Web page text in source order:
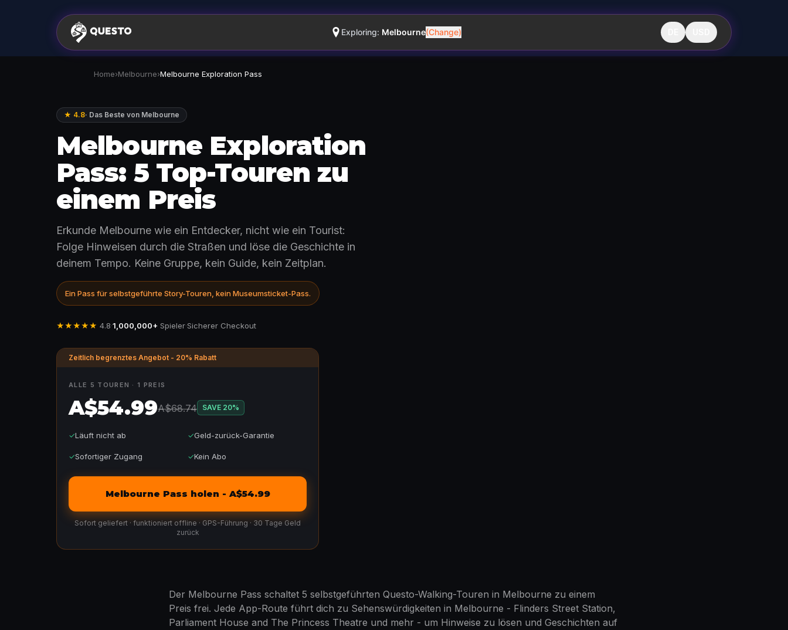
Exploring: Melbourne(Change)
Home›Melbourne›Melbourne Exploration Pass
★ 4.8· Das Beste von Melbourne
Melbourne Exploration
Pass: 5 Top-Touren zu
einem Preis
Erkunde Melbourne wie ein Entdecker, nicht wie ein Tourist:
Folge Hinweisen durch die Straßen und löse die Geschichte in
deinem Tempo. Keine Gruppe, kein Guide, kein Zeitplan.
Ein Pass für selbstgeführte Story-Touren, kein Museumsticket-Pass.
★★★★★ 4.8·1,000,000+ Spieler·Sicherer Checkout
Zeitlich begrenztes Angebot - 20% Rabatt
ALLE 5 TOUREN · 1 PREIS
A$54.99A$68.74 SAVE 20%
✓Läuft nicht ab ✓Geld-zurück-Garantie
✓Sofortiger Zugang ✓Kein Abo
Melbourne Pass holen - A$54.99
Sofort geliefert · funktioniert offline · GPS-Führung · 30 Tage Geld
zurück
Der Melbourne Pass schaltet 5 selbstgeführten Questo-Walking-Touren in Melbourne zu einem
Preis frei. Jede App-Route führt dich zu Sehenswürdigkeiten in Melbourne - Flinders Street Station,
Parliament House and The Princess Theatre und mehr - um Hinweise zu lösen und Geschichten auf